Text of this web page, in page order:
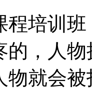
程培训
的，人
物就会